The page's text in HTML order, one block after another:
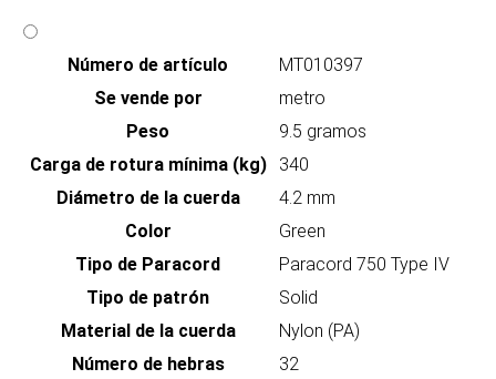
Número de artículo
MT010397
Se vende por
metro
Peso
9.5 gramos
Carga de rotura mínima (kg)
340
Diámetro de la cuerda
4.2 mm
Color
Green
Tipo de Paracord
Paracord 750 Type IV
Tipo de patrón
Solid
Material de la cuerda
Nylon (PA)
Número de hebras
32